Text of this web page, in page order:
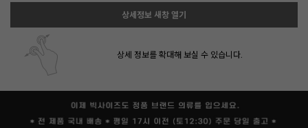
상세정보 새창 열기
상세 정보를 확대해 보실 수 있습니다.